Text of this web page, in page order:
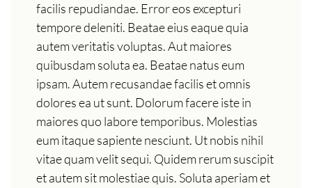
facilis repudiandae. Error eos excepturi
tempore deleniti. Beatae eius eaque quia
autem veritatis voluptas. Aut maiores
quibusdam soluta ea. Beatae natus eum
ipsam. Autem recusandae facilis et omnis
dolores ea ut sunt. Dolorum facere iste in
maiores quo labore temporibus. Molestias
eum itaque sapiente nesciunt. Ut nobis nihil
vitae quam velit sequi. Quidem rerum suscipit
et autem sit molestiae quis. Soluta aperiam et